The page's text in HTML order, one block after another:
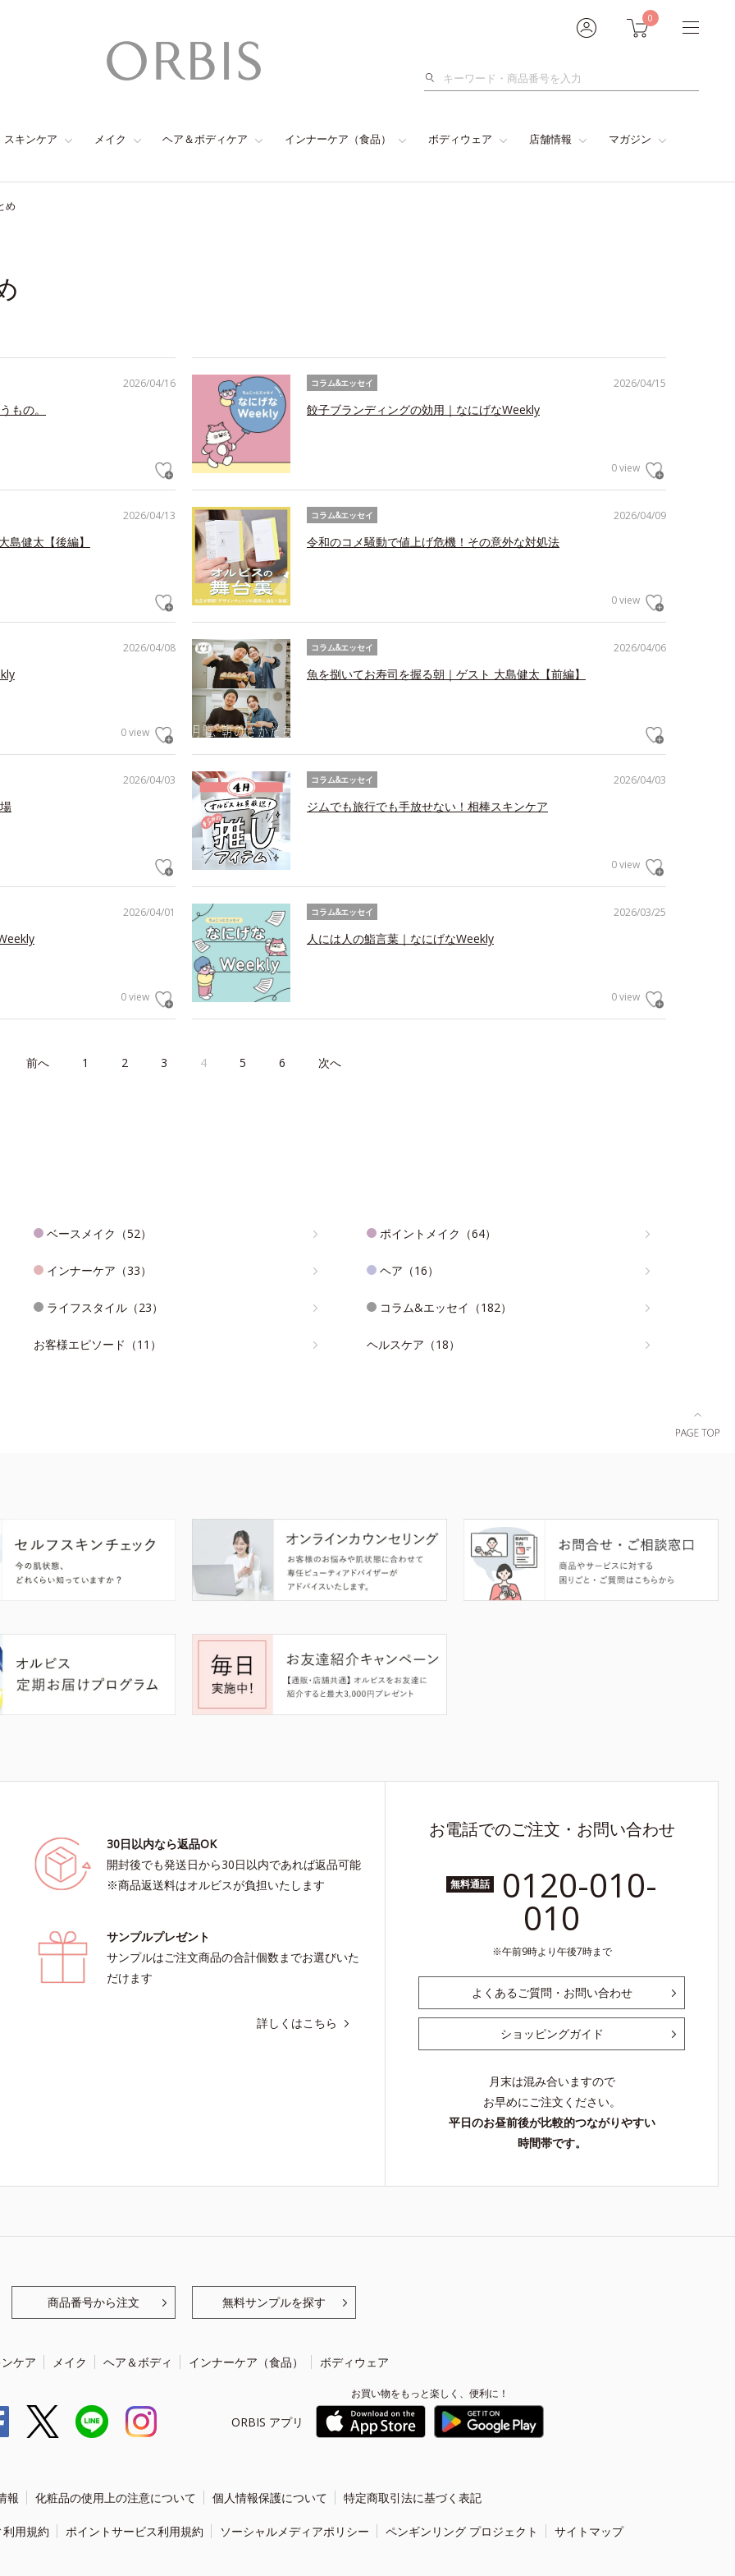
0
検
スキンケア メイク ヘア＆ボディケア インナーケア（食品） ボディウェア 店舗情報 マガジン
め
2026/04/16
もの。
2026/04/15
コラム&エッセイ
餃子ブランディングの効用｜なにげなWeekly
0 view
2026/04/13
健太【後編】
2026/04/09
コラム&エッセイ
令和のコメ騒動で値上げ危機！その意外な対処法
0 view
2026/04/08
0 view
2026/04/06
コラム&エッセイ
魚を捌いてお寿司を握る朝｜ゲスト 大島健太【前編】
2026/04/03 2026/04/03
コラム&エッセイ
ジムでも旅行でも手放せない！相棒スキンケア
0 view
2026/04/01
0 view
2026/03/25
コラム&エッセイ
人には人の鮨言葉｜なにげなWeekly
0 view
前へ 1 2 3 4 5 6 次へ
ベースメイク（52） ポイントメイク（64）
インナーケア（33） ヘア（16）
ライフスタイル（23） コラム&エッセイ（182）
お客様エピソード（11） ヘルスケア（18）
30日以内なら返品OK
開封後でも発送日から30日以内であれば返品可能
※商品返送料はオルビスが負担いたします
サンプルプレゼント
サンプルはご注文商品の合計個数までお選びいた
だけます
詳しくはこちら
お電話でのご注文・お問い合わせ
無料通話 0120-010-
010
午前9時より午後7時まで
よくあるご質問・お問い合わせ
ショッピングガイド
月末は混み合いますので
お早めにご注文ください。
平日のお昼前後が比較的つながりやすい
時間帯です。
商品番号から注文 無料サンプルを探す
ケア メイク ヘア＆ボディ インナーケア（食品） ボディウェア
ORBIS アプリ
お買い物をもっと楽しく、便利に！
報 化粧品の使用上の注意について 個人情報保護について 特定商取引法に基づく表記
用規約 ポイントサービス利用規約 ソーシャルメディアポリシー ペンギンリング プロジェクト サイトマップ